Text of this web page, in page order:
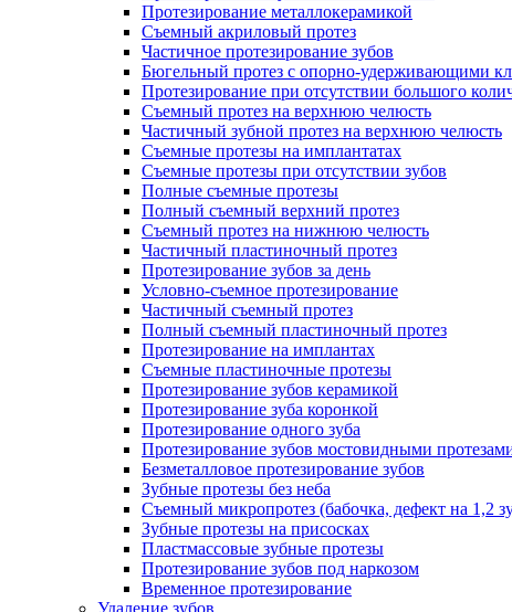
Протезирование металлокерамикой
Съемный акриловый протез
Частичное протезирование зубов
Бюгельный протез с опорно-удерживающими
Протезирование при отсутствии большого
Съемный протез на верхнюю челюсть
Частичный зубной протез на верхнюю челюсть
Съемные протезы на имплантатах
Съемные протезы при отсутствии зубов
Полные съемные протезы
Полный съемный верхний протез
Съемный протез на нижнюю челюсть
Частичный пластиночный протез
Протезирование зубов за день
Условно-съемное протезирование
Частичный съемный протез
Полный съемный пластиночный протез
Протезирование на имплантах
Съемные пластиночные протезы
Протезирование зубов керамикой
Протезирование зуба коронкой
Протезирование одного зуба
Протезирование зубов мостовидными
Безметалловое протезирование зубов
Зубные протезы без неба
Съемный микропротез (бабочка, дефект на 1,2
Зубные протезы на присосках
Пластмассовые зубные протезы
Протезирование зубов под наркозом
Временное протезирование